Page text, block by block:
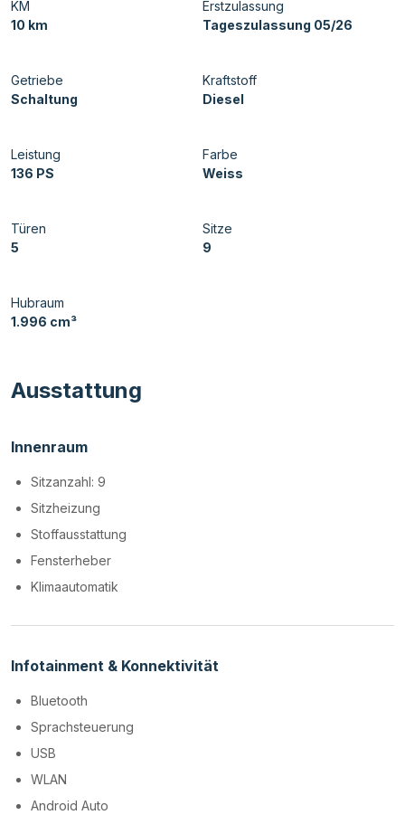
KM
10 km
Erstzulassung
Tageszulassung 05/26
Getriebe
Schaltung
Kraftstoff
Diesel
Leistung
136 PS
Farbe
Weiss
Türen
5
Sitze
9
Hubraum
1.996 cm³
Ausstattung
Innenraum
Sitzanzahl: 9
Sitzheizung
Stoffausstattung
Fensterheber
Klimaautomatik
Infotainment & Konnektivität
Bluetooth
Sprachsteuerung
USB
WLAN
Android Auto